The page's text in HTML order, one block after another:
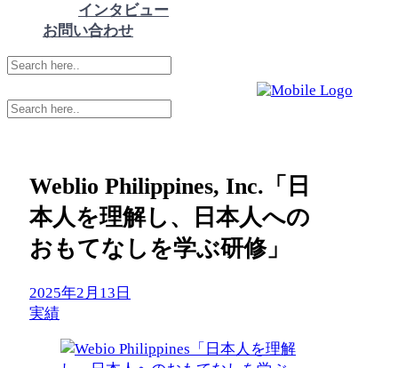
インタビュー
お問い合わせ
Weblio Philippines, Inc.「日
本人を理解し、日本人への
おもてなしを学ぶ研修」
2025年2月13日
実績